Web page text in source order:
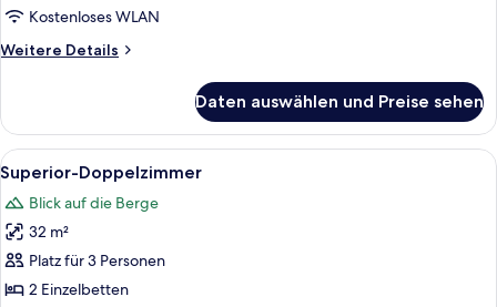
Kostenloses WLAN
Weitere Details
Weitere
Doppelzimmer
Daten auswählen und Preise sehen
Alle
Fotos
für
Superior-
Doppelzimmer
anzeigen
Ein Zimmer mit zwei Betten, einem
6
Superior-Doppelzimmer
Blick auf die Berge
32 m²
Platz für 3 Personen
2 Einzelbetten